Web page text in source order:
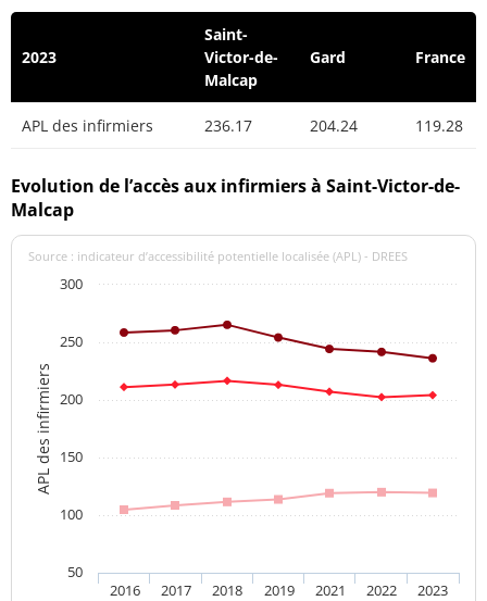
2023
Saint-
Victor-de-
Malcap
Gard France
APL des infirmiers 236.17 204.24 119.28
Evolution de l’accès aux infirmiers à Saint-Victor-de-
Malcap
APL des infirmiers
Source : indicateur d’accessibilité potentielle localisée (APL) - DREES
2016 2017 2018 2019 2021 2022 2023
50
100
150
200
250
300